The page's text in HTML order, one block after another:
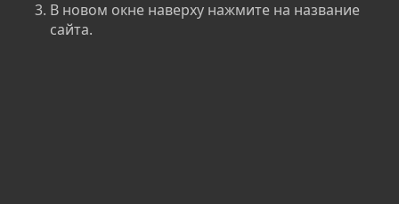
В новом окне наверху нажмите на название
сайта.